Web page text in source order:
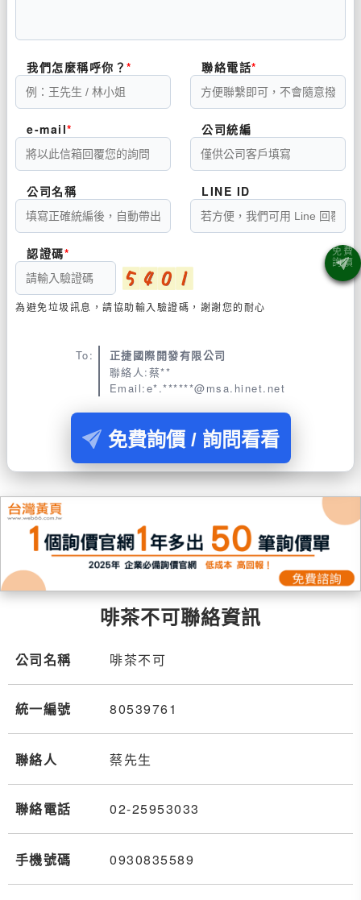
我們怎麼稱呼你？ 聯絡電話
e-mail 公司統編
公司名稱 LINE ID
認證碼
為避免垃圾訊息，請協助輸入驗證碼，謝謝您的耐心
To:
正捷國際開發有限公司
聯絡人:蔡**
Email:e*.******@msa.hinet.net
免費詢價 / 詢問看看
啡茶不可聯絡資訊
公司名稱 啡茶不可
統一編號 80539761
聯絡人 蔡先生
聯絡電話 02-25953033
手機號碼 0930835589